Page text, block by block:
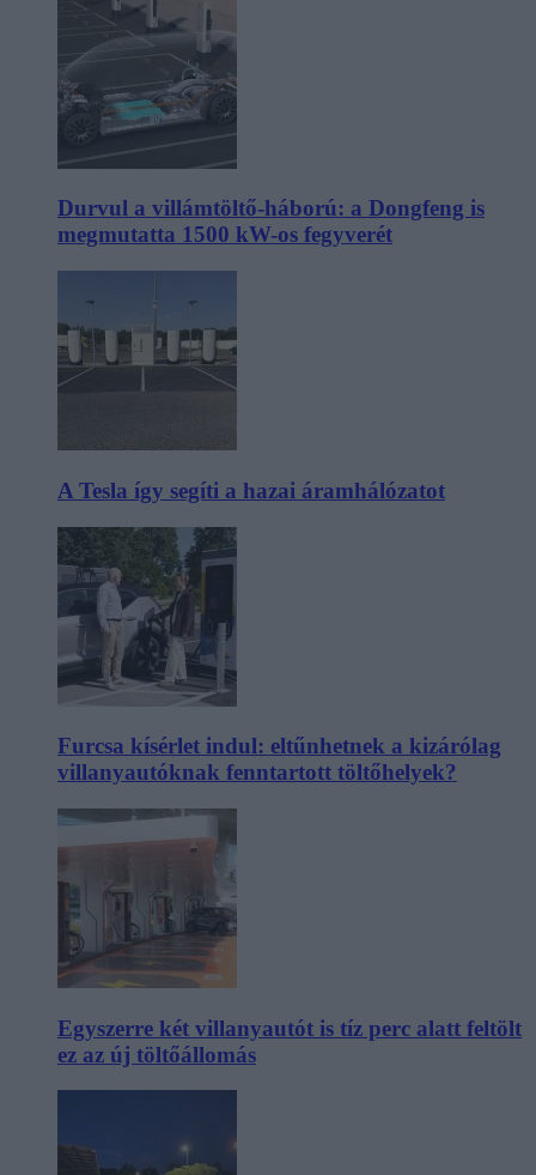
Durvul a villámtöltő-háború: a Dongfeng is
megmutatta 1500 kW-os fegyverét
A Tesla így segíti a hazai áramhálózatot
Furcsa kísérlet indul: eltűnhetnek a kizárólag
villanyautóknak fenntartott töltőhelyek?
Egyszerre két villanyautót is tíz perc alatt feltölt
ez az új töltőállomás